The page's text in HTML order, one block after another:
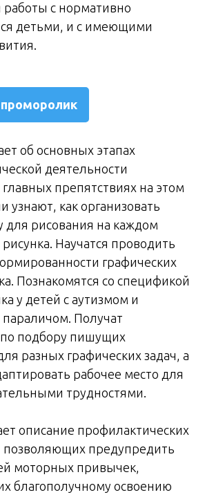
работы c нормативно
детьми, и с имеющими
об основных этапах
деятельности
препятствиях на этом
узнают, как организовать
для рисования на каждом
Научатся проводить
графических
Познакомятся со спецификой
у детей с аутизмом и
Получат
подбору пишущих
разных графических задач, а
рабочее место для
трудностями.
описание профилактических
предупредить
моторных привычек,
благополучному освоению